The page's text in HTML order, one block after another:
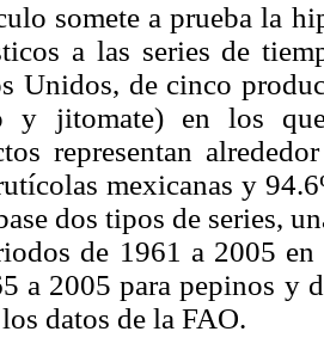
somete a prueba la
a las series de
Unidos, de cinco
y jitomate) en los
representan
mexicanas y
dos tipos de series,
de 1961 a 2005
a 2005 para pepinos y
datos de la FAO.